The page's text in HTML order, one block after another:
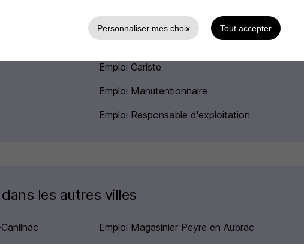
Emploi Agent de quai
Emploi Cariste
Emploi Manutentionnaire
Emploi Responsable d'exploitation
les autres villes
Emploi Magasinier Peyre en Aubrac
Personnaliser mes choix Tout accepter